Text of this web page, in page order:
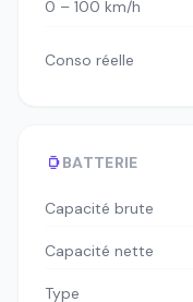
0 – 100 km/h
Conso réelle
BATTERIE
Capacité brute
Capacité nette
Type